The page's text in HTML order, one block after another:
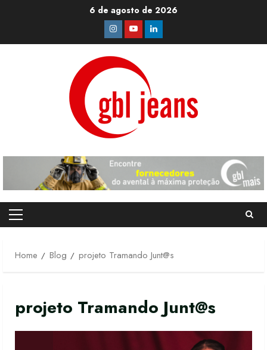
6 de agosto de 2026
Instagram
YoutubeLinkedin
Primary
Home
Blog projeto Tramando Junt@s
projeto Tramando Junt@s